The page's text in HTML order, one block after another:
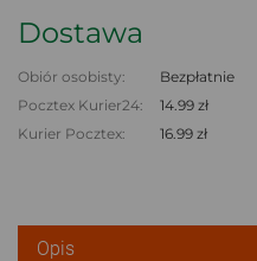
Dostawa
Obiór osobisty:
Bezpłatnie
Pocztex Kurier24:
14.99 zł
Kurier Pocztex:
16.99 zł
Opis